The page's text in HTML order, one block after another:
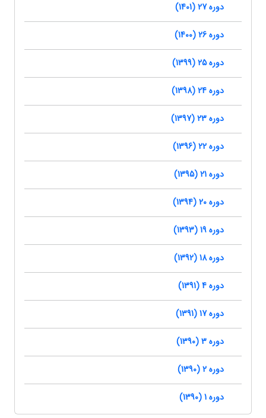
دوره 27 (1401)
دوره 26 (1400)
دوره 25 (1399)
دوره 24 (1398)
دوره 23 (1397)
دوره 22 (1396)
دوره 21 (1395)
دوره 20 (1394)
دوره 19 (1393)
دوره 18 (1392)
دوره 4 (1391)
دوره 17 (1391)
دوره 3 (1390)
دوره 2 (1390)
دوره 1 (1390)